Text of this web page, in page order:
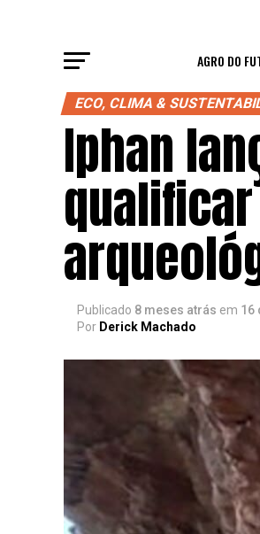
AGRO DO
ECO, CLIMA &
Iphan
Publicado 8 meses atrás em 16
Por Derick Machado